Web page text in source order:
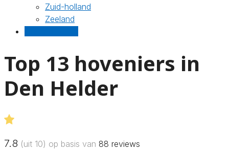
Zuid-holland
Zeeland
Top 13 hoveniers in
Den Helder
7.8 (uit 10) op basis van 88 reviews